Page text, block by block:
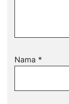
Nama *